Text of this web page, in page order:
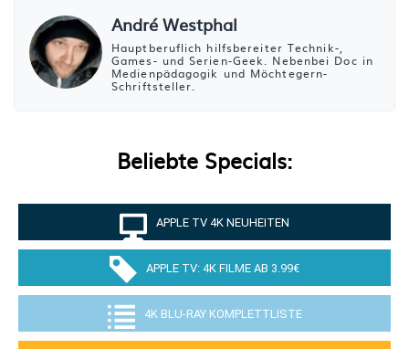
André Westphal
Hauptberuflich hilfsbereiter Technik-,
Games- und Serien-Geek. Nebenbei Doc in
Medienpädagogik und Möchtegern-
Schriftsteller.
Beliebte Specials:
APPLE TV 4K NEUHEITEN
APPLE TV: 4K FILME AB 3.99€
4K BLU-RAY KOMPLETTLISTE